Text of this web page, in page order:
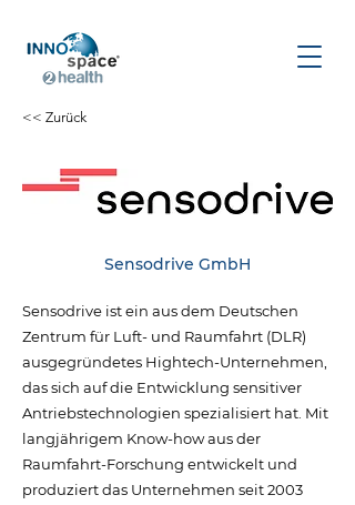
<< Zurück
Sensodrive GmbH
Sensodrive ist ein aus dem Deutschen
Zentrum für Luft- und Raumfahrt (DLR)
ausgegründetes Hightech-Unternehmen,
das sich auf die Entwicklung sensitiver
Antriebstechnologien spezialisiert hat. Mit
langjährigem Know-how aus der
Raumfahrt-Forschung entwickelt und
produziert das Unternehmen seit 2003